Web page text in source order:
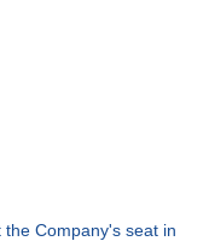
Company's seat in